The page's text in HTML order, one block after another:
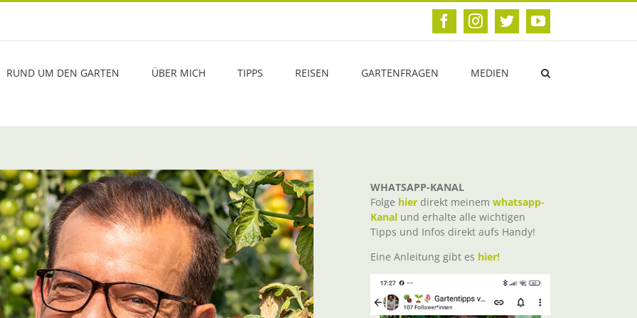
FacebookInstagram
TwitterYouTube
RUND UM DEN GARTEN ÜBER MICH TIPPS REISEN GARTENFRAGEN MEDIEN
WHATSAPP-KANAL
Folge hier direkt meinem whatsapp-
Kanal und erhalte alle wichtigen
Tipps und Infos direkt aufs Handy!
Eine Anleitung gibt es hier!